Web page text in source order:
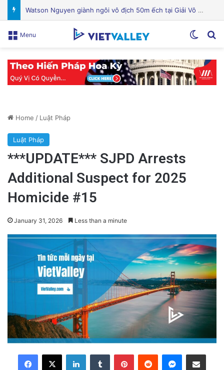
Dị ứng hải sản: Dấu hiệu nhận biết, chẩn đoán và phương pháp điều trị hiệu quả
Menu
Home / Luật Pháp
Luật Pháp
***UPDATE*** SJPD Arrests
Additional Suspect for 2025
Homicide #15
January 31, 2026 Less than a minute
LinkedInTumblr PinterestReddit Messenger
Share via Email